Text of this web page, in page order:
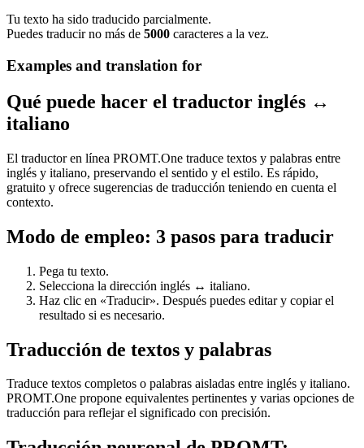
Tu texto ha sido traducido parcialmente.
Puedes traducir no más de 5000 caracteres a la vez.
Examples and translation for
Qué puede hacer el traductor inglés ↔
italiano
El traductor en línea PROMT.One traduce textos y palabras entre
inglés y italiano, preservando el sentido y el estilo. Es rápido,
gratuito y ofrece sugerencias de traducción teniendo en cuenta el
contexto.
Modo de empleo: 3 pasos para traducir
Pega tu texto.
Selecciona la dirección inglés ↔ italiano.
Haz clic en «Traducir». Después puedes editar y copiar el
resultado si es necesario.
Traducción de textos y palabras
Traduce textos completos o palabras aisladas entre inglés y italiano.
PROMT.One propone equivalentes pertinentes y varias opciones de
traducción para reflejar el significado con precisión.